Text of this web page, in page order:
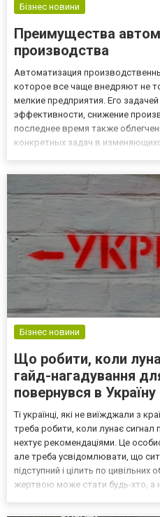
Бізнес новини
Преимущества
производства
Автоматизация
которое все чаще внедряют не
мелкие предприятия. Его
эффективности, снижение
последнее время также
конкретных задач в
Бізнес новини
Що робити, коли
гайд-нагадування
повернувся в Україну
Ті українці, які не виїжджали з
треба робити, коли лунає сигнал
нехтує рекомендаціями. Це
але треба усвідомлювати, що
підступний і цілить по цивільних
жертвою може стати будь-хто, а